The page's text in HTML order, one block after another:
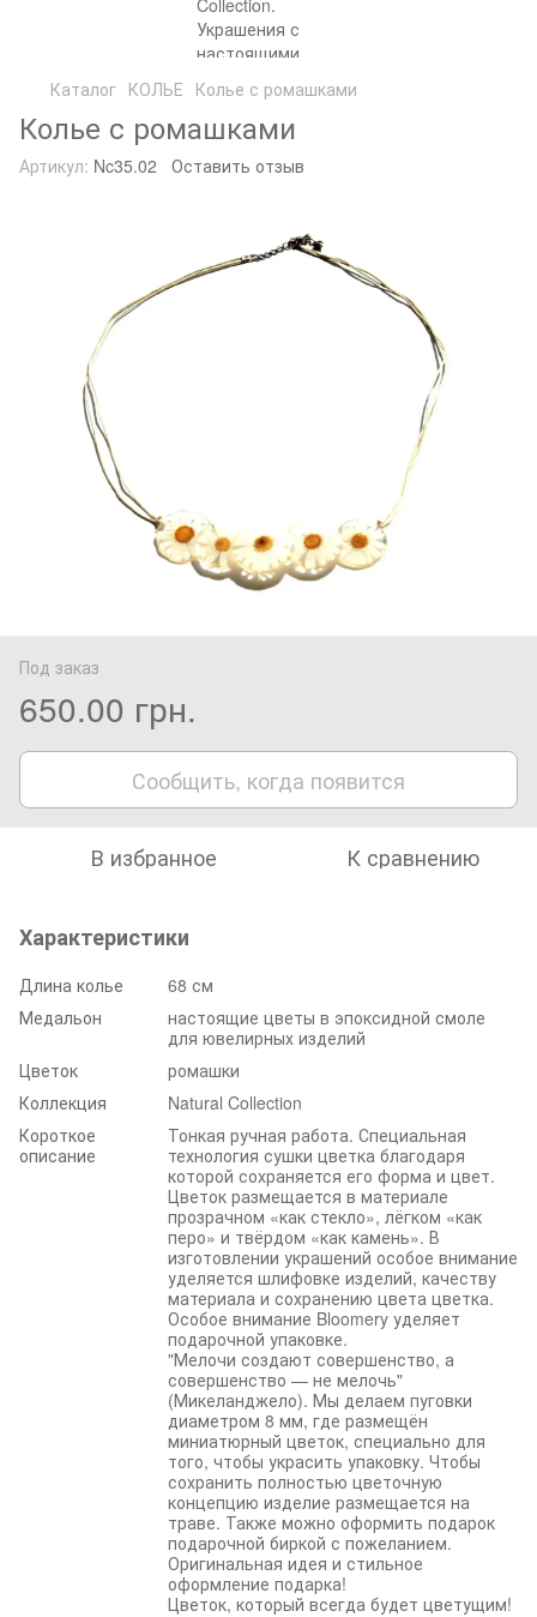
Каталог КОЛЬЕ Колье с ромашками
Колье с ромашками
Артикул: Nc35.02 Оставить отзыв
Под заказ
650.00 грн.
Сообщить, когда появится
В избранное К сравнению
Характеристики
Длина колье
68 см
Медальон
настоящие цветы в эпоксидной смоле
для ювелирных изделий
Цветок
ромашки
Коллекция
Natural Collection
Короткое
описание
Тонкая ручная работа. Специальная
технология сушки цветка благодаря
которой сохраняется его форма и цвет.
Цветок размещается в материале
прозрачном «как стекло», лёгком «как
перо» и твёрдом «как камень». В
изготовлении украшений особое внимание
уделяется шлифовке изделий, качеству
материала и сохранению цвета цветка.
Особое внимание Bloomery уделяет
подарочной упаковке.
"Мелочи создают совершенство, а
совершенство — не мелочь"
(Микеланджело). Мы делаем пуговки
диаметром 8 мм, где размещён
миниатюрный цветок, специально для
того, чтобы украсить упаковку. Чтобы
сохранить полностью цветочную
концепцию изделие размещается на
траве. Также можно оформить подарок
подарочной биркой с пожеланием.
Оригинальная идея и стильное
оформление подарка!
Цветок, который всегда будет цветущим!